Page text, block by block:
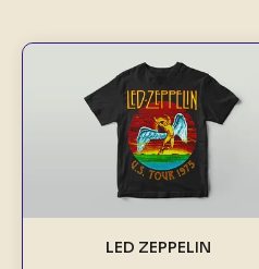
LED ZEPPELIN